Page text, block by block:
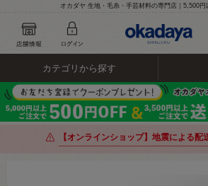
オカダヤ 生地・毛糸・手芸材料の専門店｜5,500円
カテゴリから探す
【オンラインショップ】地震による配